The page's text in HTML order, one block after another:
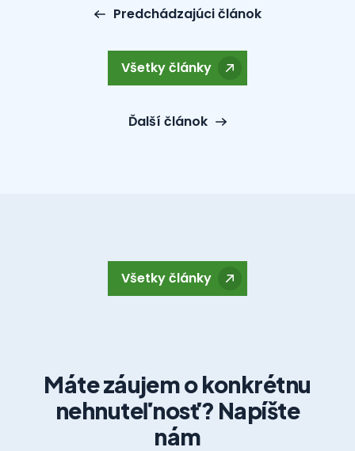
Predchádzajúci článok
Všetky články
Ďalší článok
Všetky články
Máte záujem o konkrétnu
nehnuteľnosť? Napíšte
nám